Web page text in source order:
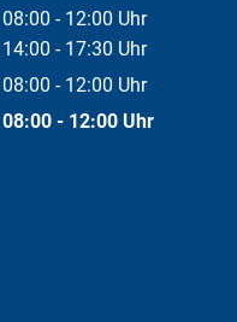
Von 08:00 bis 12:00 Uhr
08:00 - 12:00 Uhr
Von 08:00 bis 12:00 Uhr
14:00 - 17:30 Uhr
Von 14:00 bis 17:30 Uhr
08:00 - 12:00 Uhr
Von 08:00 bis 12:00 Uhr
08:00 - 12:00 Uhr